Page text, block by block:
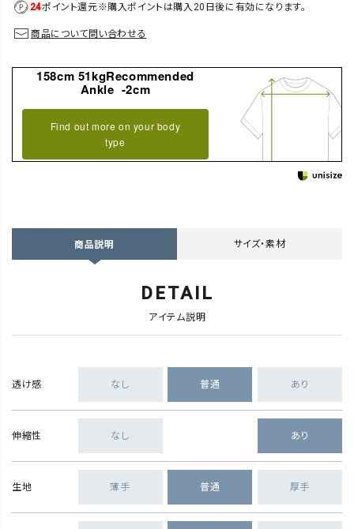
24ポイント還元※購入ポイントは購入20日後に有効になります。
商品について問い合わせる
158cm 51kgRecommended
Ankle -2cm
Find out more on your body
type
商品説明 サイズ・素材
DETAIL
アイテム説明
透け感 なし 普通 あり
伸縮性 なし あり
生地 薄手 普通 厚手